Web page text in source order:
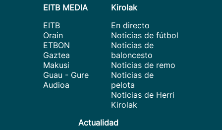
EITB MEDIA
EITB
Orain
ETBON
Gaztea
Makusi
Guau - Gure
Audioa
Kirolak
En directo
Noticias de fútbol
Noticias de
baloncesto
Noticias de remo
Noticias de
pelota
Noticias de Herri
Kirolak
Actualidad